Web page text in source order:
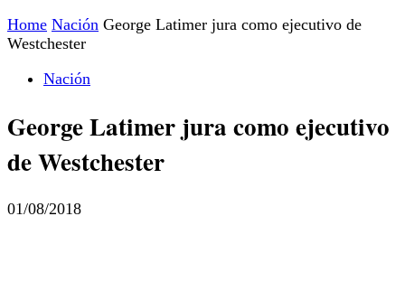
Home Nación George Latimer jura como ejecutivo de
Westchester
Nación
George Latimer jura como ejecutivo
de Westchester
01/08/2018